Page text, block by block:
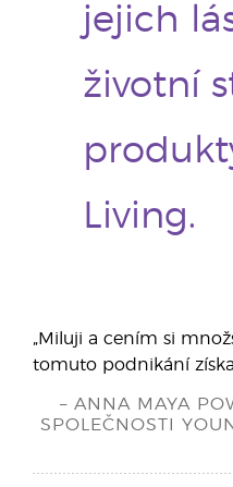
jejich
životní
Living.
„Miluji a cením si
tomuto podnikání
– ANNA MAYA
SPOLEČNOSTI